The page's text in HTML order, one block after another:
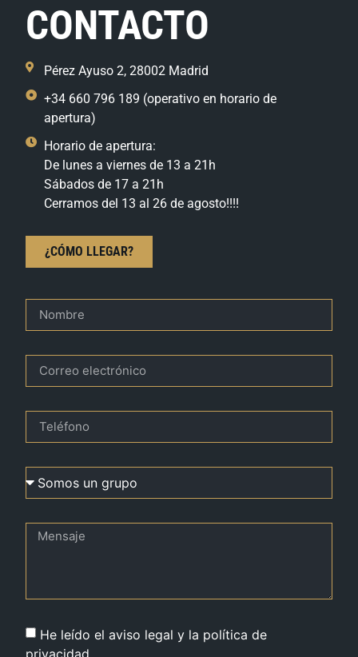
CONTACTO
Pérez Ayuso 2, 28002 Madrid
+34 660 796 189 (operativo en horario de
apertura)
Horario de apertura:
De lunes a viernes de 13 a 21h
Sábados de 17 a 21h
Cerramos del 13 al 26 de agosto!!!!
¿CÓMO LLEGAR?
He leído el aviso legal y la política de
privacidad